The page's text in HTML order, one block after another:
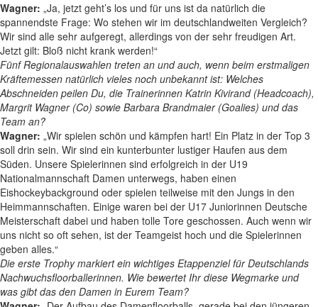
Wagner: „Ja, jetzt geht’s los und für uns ist da natürlich die
spannendste Frage: Wo stehen wir im deutschlandweiten Vergleich?
Wir sind alle sehr aufgeregt, allerdings von der sehr freudigen Art.
Jetzt gilt: Bloß nicht krank werden!“
Fünf Regionalauswahlen treten an und auch, wenn beim erstmaligen
Kräftemessen natürlich vieles noch unbekannt ist: Welches
Abschneiden peilen Du, die Trainerinnen Katrin Kivirand (Headcoach),
Margrit Wagner (Co) sowie Barbara Brandmaier (Goalies) und das
Team an?
Wagner: „Wir spielen schön und kämpfen hart! Ein Platz in der Top 3
soll drin sein. Wir sind ein kunterbunter lustiger Haufen aus dem
Süden. Unsere Spielerinnen sind erfolgreich in der U19
Nationalmannschaft Damen unterwegs, haben einen
Eishockeybackground oder spielen teilweise mit den Jungs in den
Heimmannschaften. Einige waren bei der U17 Juniorinnen Deutsche
Meisterschaft dabei und haben tolle Tore geschossen. Auch wenn wir
uns nicht so oft sehen, ist der Teamgeist hoch und die Spielerinnen
geben alles.“
Die erste Trophy markiert ein wichtiges Etappenziel für Deutschlands
Nachwuchsfloorballerinnen. Wie bewertet Ihr diese Wegmarke und
was gibt das den Damen in Eurem Team?